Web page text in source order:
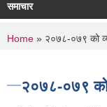
समाचार
You are
Home » २०७८-०७९ को
२०७८-०७९ को